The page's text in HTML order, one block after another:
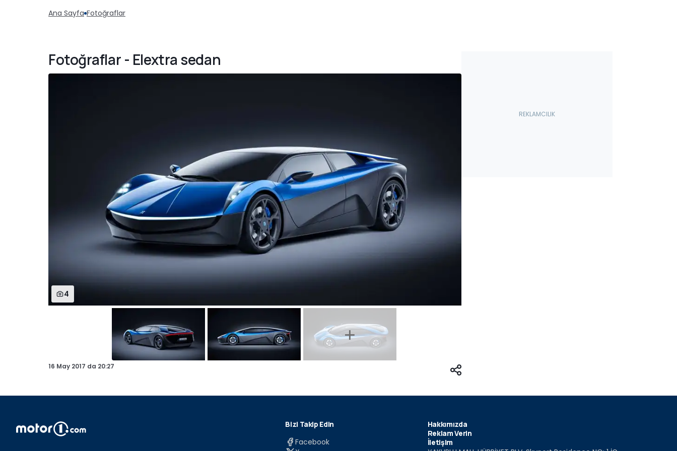
Ana Sayfa Fotoğraflar
Fotoğraflar - Elextra sedan
4
16 May 2017 da 20:27
Bizi Takip Edin
Facebook
Hakkımızda
Reklam Verin
İletişim